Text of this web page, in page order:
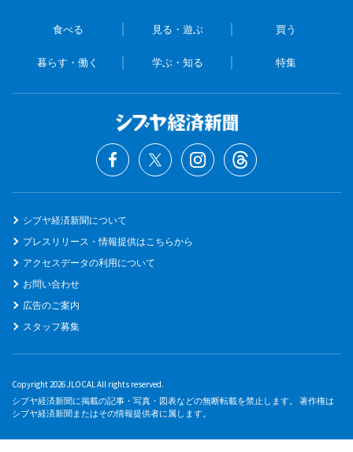
食べる 見る・遊ぶ 買う
暮らす・働く 学ぶ・知る 特集
シブヤ経済新聞について
プレスリリース・情報提供はこちらから
アクセスデータの利用について
お問い合わせ
広告のご案内
スタッフ募集
Copyright 2026 JLOCAL All rights reserved.
シブヤ経済新聞に掲載の記事・写真・図表などの無断転載を禁止します。 著作権は
シブヤ経済新聞またはその情報提供者に属します。